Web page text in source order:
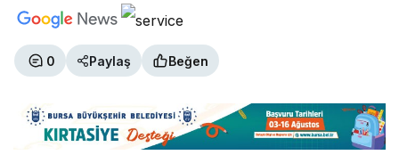
0 Paylaş Beğen